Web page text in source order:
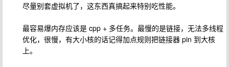
尽量别套虚拟机了，这东西真搞起来特别吃性能。
最容易爆内存应该是 cpp + 多任务。最慢的是链接，无法多线程
优化，很慢，有大小核的话记得加点规则把链接器 pin 到大核
上。